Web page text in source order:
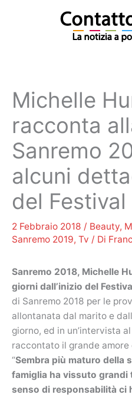
Michelle
racconta
Sanremo
alcuni
del Festival
2 Febbraio 2018 / Beauty,
Sanremo 2019, Tv / Di
Sanremo 2018, Michelle
giorni dall’inizio del
di Sanremo 2018 per le
allontanata dal marito e
giorno, ed in un’intervista
raccontato il grande amore
“Sembra più maturo della
famiglia ha vissuto grandi
senso di responsabilità ci